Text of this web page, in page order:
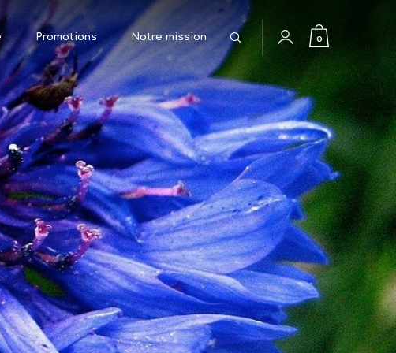
Promotions Notre mission
Rechercher
0